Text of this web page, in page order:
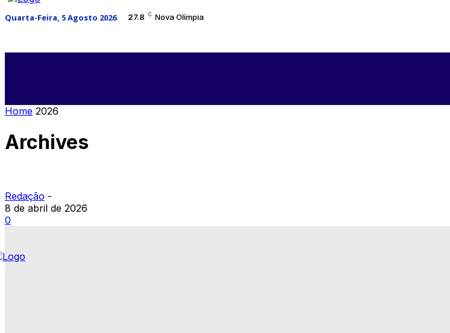
Quarta-Feira, 5 Agosto 2026 27.8 C Nova Olímpia
Home 2026
Archives
Redação -
8 de abril de 2026
0